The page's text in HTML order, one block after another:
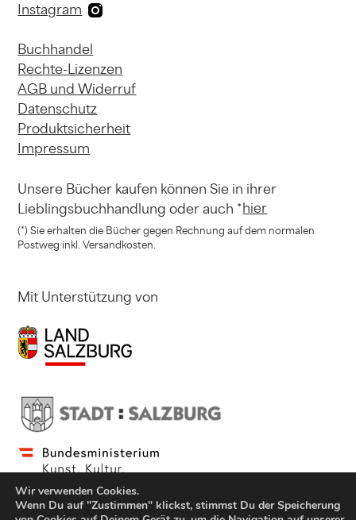
Instagram
Buchhandel
Rechte-Lizenzen
AGB und Widerruf
Datenschutz
Produktsicherheit
Impressum
Unsere Bücher kaufen könnenSie in ihrer
Lieblingsbuchhandlung oder auch *hier
(*) Sie erhalten die Bücher gegen Rechnung auf dem normalen
Postweg inkl. Versandkosten.
Mit Unterstützung von
Wir verwenden Cookies.
Wenn Du auf "Zustimmen" klickst, stimmst Du der Speicherung